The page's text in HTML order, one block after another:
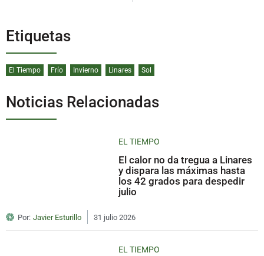
Etiquetas
El Tiempo Frío Invierno Linares Sol
Noticias Relacionadas
EL TIEMPO
El calor no da tregua a Linares
y dispara las máximas hasta
los 42 grados para despedir
julio
Por: Javier Esturillo 31 julio 2026
EL TIEMPO